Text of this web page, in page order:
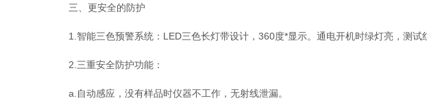
三、更安全的防护
1.智能三色预警系统：LED三色长灯带设计，360度*显示。通电开机时绿灯亮，测试
2.三重安全防护功能：
a.自动感应，没有样品时仪器不工作，无射线泄漏。